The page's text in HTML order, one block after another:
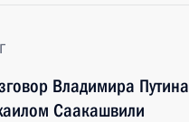
Владимира Путина
Саакашвили